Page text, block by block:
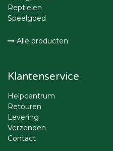
Reptielen
Speelgoed
Alle producten
Klantenservice
Helpcentrum
Retouren
Levering
Verzenden
Contact